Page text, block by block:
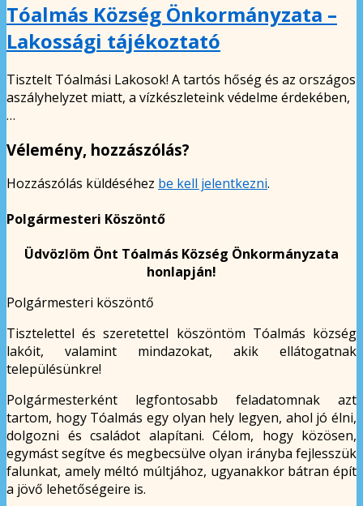
Tóalmás Község Önkormányzata –
Lakossági tájékoztató
Tisztelt Tóalmási Lakosok! A tartós hőség és az országos
aszályhelyzet miatt, a vízkészleteink védelme érdekében,
…
Vélemény, hozzászólás?
Hozzászólás küldéséhez be kell jelentkezni.
Polgármesteri Köszöntő
Üdvözlöm Önt Tóalmás Község Önkormányzata
honlapján!
Polgármesteri köszöntő
Tisztelettel és szeretettel köszöntöm Tóalmás község
lakóit, valamint mindazokat, akik ellátogatnak
településünkre!
Polgármesterként legfontosabb feladatomnak azt
tartom, hogy Tóalmás egy olyan hely legyen, ahol jó élni,
dolgozni és családot alapítani. Célom, hogy közösen,
egymást segítve és megbecsülve olyan irányba fejlesszük
falunkat, amely méltó múltjához, ugyanakkor bátran épít
a jövő lehetőségeire is.